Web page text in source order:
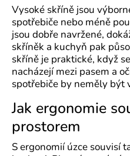
Vysoké skříně jsou
spotřebiče nebo méně
jsou dobře navržené,
skříněk a kuchyň pak
skříně je praktické, když
nacházejí mezi pasem a
spotřebiče by neměly být
Jak ergonomie
prostorem
S ergonomií úzce souvisí